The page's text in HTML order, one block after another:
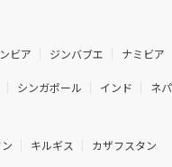
ビア ジンバブエ ナミビア
シンガポール インド ネ
キルギス カザフスタン